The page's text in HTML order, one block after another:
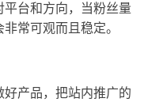
台和方向，当粉丝量
常可观而且稳定。
产品，把站内推广的